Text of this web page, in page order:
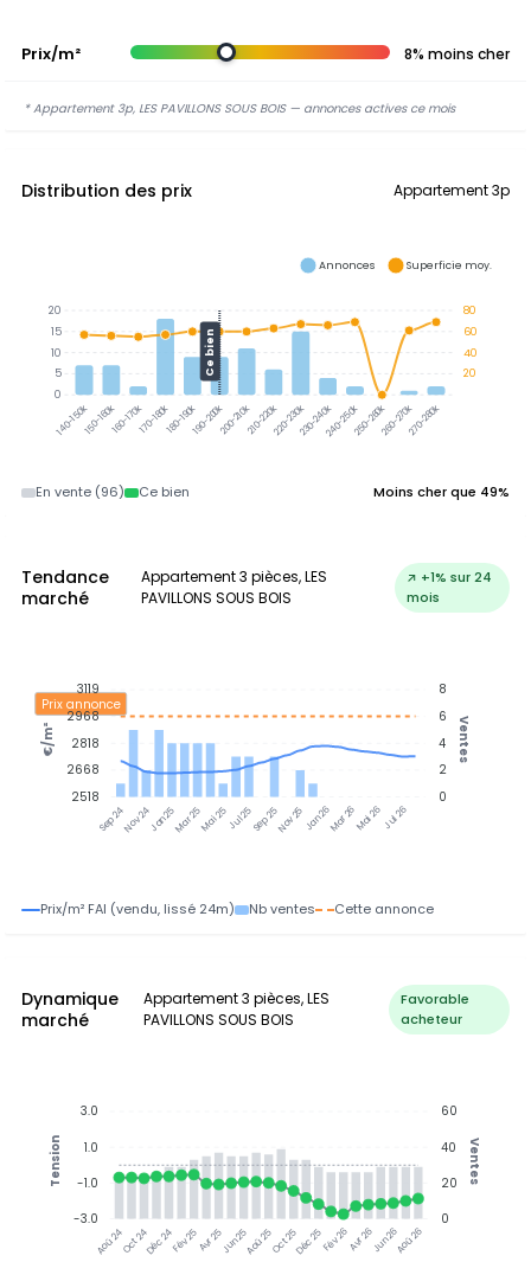
Prix/m² 8% moins cher
* Appartement 3p, LES PAVILLONS SOUS BOIS — annonces actives ce mois
Distribution des prix Appartement 3p
140-150k150-160k160-170k170-180k180-190k190-200k200-210k210-220k220-230k230-240k240-250k250-260k260-270k270-280k
Ce bien
80
60
40
20
20
15
10
5
0
Annonces Superficie moy.
En vente (96) Ce bien Moins cher que 49%
Tendance
marché
Appartement 3 pièces, LES
PAVILLONS SOUS BOIS
↗ +1% sur 24
mois
Sep 24Nov 24Jan 25Mar 25Mai 25Jul 25Sep 25Nov 25Jan 26Mar 26Mai 26Jul 26
Prix annonce
8
6
4
2
0
Ventes
3119
2968
2818
2668
2518
€/m²
Prix/m² FAI (vendu, lissé 24m) Nb ventes Cette annonce
Dynamique
marché
Appartement 3 pièces, LES
PAVILLONS SOUS BOIS
Favorable
acheteur
Aoû 24Oct 24Déc 24Fév 25Avr 25Jun 25Aoû 25Oct 25Déc 25Fév 26Avr 26Jun 26Aoû 26
60
40
20
0
Ventes
3.0
1.0
-1.0
-3.0
Tension